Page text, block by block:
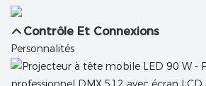
Contrôle Et Connexions
Personnalités